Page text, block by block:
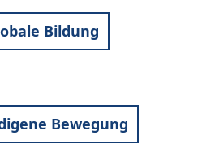
Bildung
Bewegung